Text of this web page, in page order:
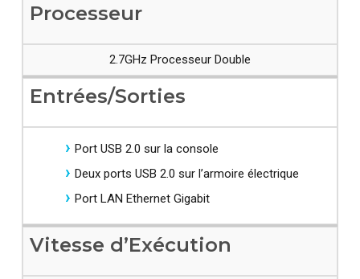
Processeur
2.7GHz Processeur Double
Entrées/Sorties
Port USB 2.0 sur la console
Deux ports USB 2.0 sur l’armoire électrique
Port LAN Ethernet Gigabit
Vitesse d’Exécution